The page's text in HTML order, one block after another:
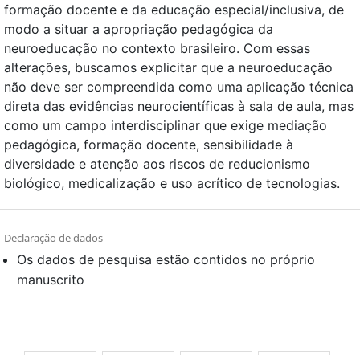
formação docente e da educação especial/inclusiva, de
modo a situar a apropriação pedagógica da
neuroeducação no contexto brasileiro. Com essas
alterações, buscamos explicitar que a neuroeducação
não deve ser compreendida como uma aplicação técnica
direta das evidências neurocientíficas à sala de aula, mas
como um campo interdisciplinar que exige mediação
pedagógica, formação docente, sensibilidade à
diversidade e atenção aos riscos de reducionismo
biológico, medicalização e uso acrítico de tecnologias.
Declaração de dados
Os dados de pesquisa estão contidos no próprio
manuscrito